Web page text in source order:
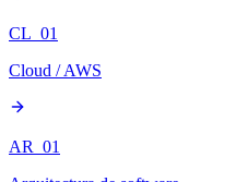
CL_01
Cloud / AWS
AR_01